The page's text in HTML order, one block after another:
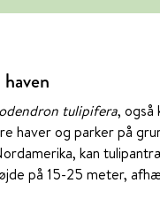
tulipifera,
haver og parker på
kan
på 15-25 meter,